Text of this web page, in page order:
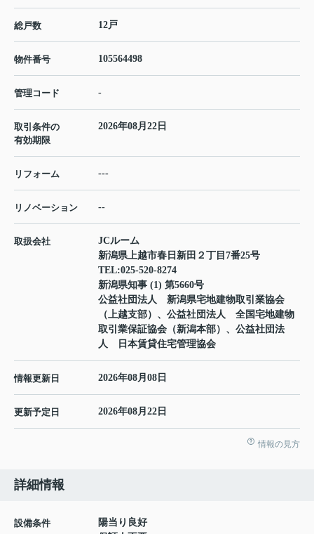
総戸数 12戸
物件番号 105564498
管理コード -
取引条件の
有効期限
2026年08月22日
リフォーム ---
リノベーション --
取扱会社
JCルーム
新潟県上越市春日新田２丁目7番25号
TEL:025-520-8274
新潟県知事 (1) 第5660号
公益社団法人 新潟県宅地建物取引業協会
（上越支部）、公益社団法人 全国宅地建物
取引業保証協会（新潟本部）、公益社団法
人 日本賃貸住宅管理協会
情報更新日 2026年08月08日
更新予定日 2026年08月22日
情報の見方
詳細情報
設備条件
陽当り良好